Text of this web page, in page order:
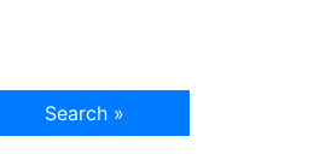
Search »